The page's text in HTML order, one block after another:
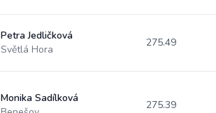
Petra Jedličková
Světlá Hora
275.49
Monika Sadílková
275.39